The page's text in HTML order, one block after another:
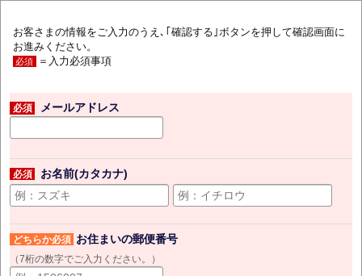
お客さまの情報をご入力のうえ､｢確認する｣ボタンを押して確認画面に
お進みください。
必須 ＝入力必須事項
必須 メールアドレス
必須 お名前(カタカナ)
どちらか必須 お住まいの郵便番号
（7桁の数字でご入力ください。）